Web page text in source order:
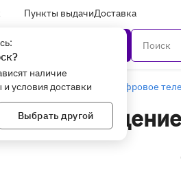
Пункты выдачиДоставка
наличие
условия доставки
Выбрать другой
и аудио Цифровое